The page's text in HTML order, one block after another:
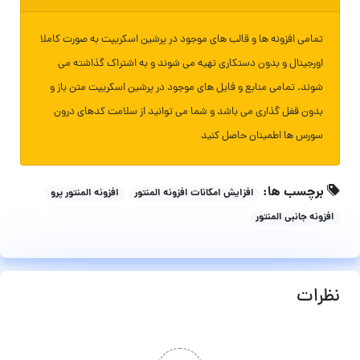
تمامی افزونه ها و قالب های موجود در پرشین اسکریپت به صورت کاملا
اورجینال و بدون دستکاری تهیه می شوند و به اشتراک گذاشته می
شوند. تمامی منابع و فایل های موجود در پرشین اسکریپت متن باز و
بدون قفل گذاری می باشد و شما می توانید از سلامت کدهای درون
سورس ها اطمینان حاصل کنید
برچسب ها: افزایش امکانات افزونه المنتور
افزونه المنتور پرو
افزونه جانبی المنتور
نظرات